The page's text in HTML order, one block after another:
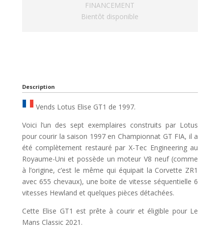
FINANCEMENT
Bientôt disponible
Description
Vends Lotus Elise GT1 de 1997.
Voici l’un des sept exemplaires construits par Lotus
pour courir la saison 1997 en Championnat GT FIA, il a
été complètement restauré par X-Tec Engineering au
Royaume-Uni et possède un moteur V8 neuf (comme
à l’origine, c’est le même qui équipait la Corvette ZR1
avec 655 chevaux), une boite de vitesse séquentielle 6
vitesses Hewland et quelques pièces détachées.
Cette Elise GT1 est prête à courir et éligible pour Le
Mans Classic 2021.